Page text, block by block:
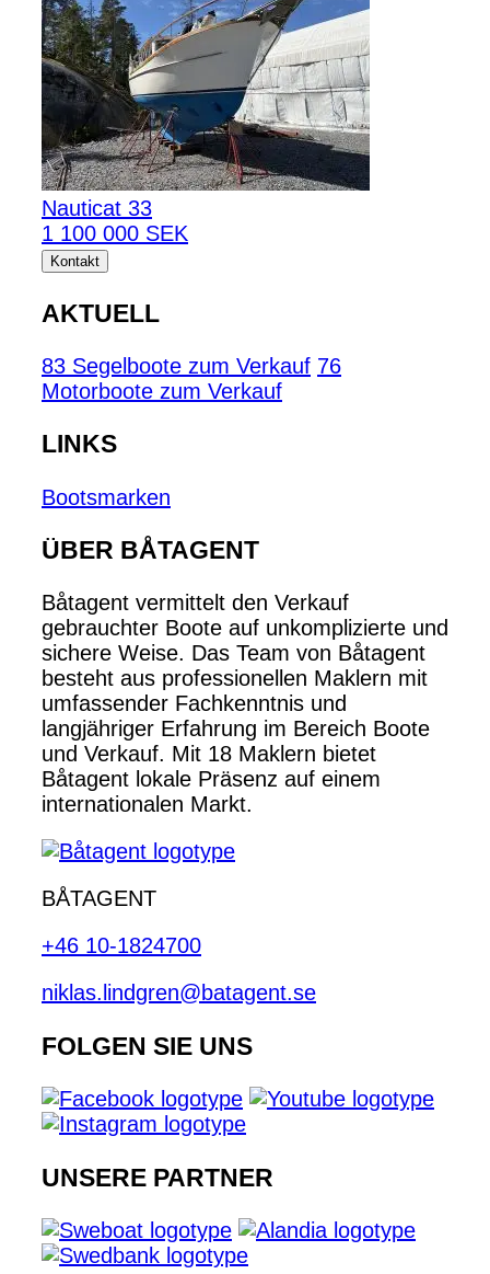
Nauticat 33
1 100 000 SEK
Kontakt
AKTUELL
83 Segelboote zum Verkauf 76
Motorboote zum Verkauf
LINKS
Bootsmarken
ÜBER BÅTAGENT
Båtagent vermittelt den Verkauf
gebrauchter Boote auf unkomplizierte und
sichere Weise. Das Team von Båtagent
besteht aus professionellen Maklern mit
umfassender Fachkenntnis und
langjähriger Erfahrung im Bereich Boote
und Verkauf. Mit 18 Maklern bietet
Båtagent lokale Präsenz auf einem
internationalen Markt.
BÅTAGENT
+46 10-1824700
niklas.lindgren@batagent.se
FOLGEN SIE UNS
UNSERE PARTNER